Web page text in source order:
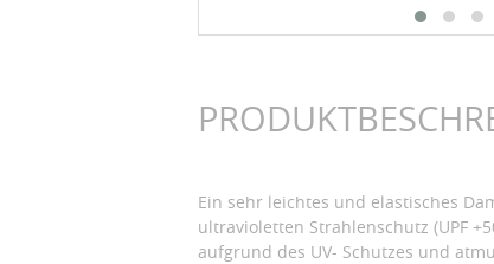
Ein sehr leichtes und elastisches
ultravioletten Strahlenschutz (UPF
aufgrund des UV- Schutzes und